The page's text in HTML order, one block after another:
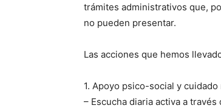
trámites administrativos que,
no pueden presentar.
Las acciones que hemos
1. Apoyo psico-social y cuidado
– Escucha diaria activa a